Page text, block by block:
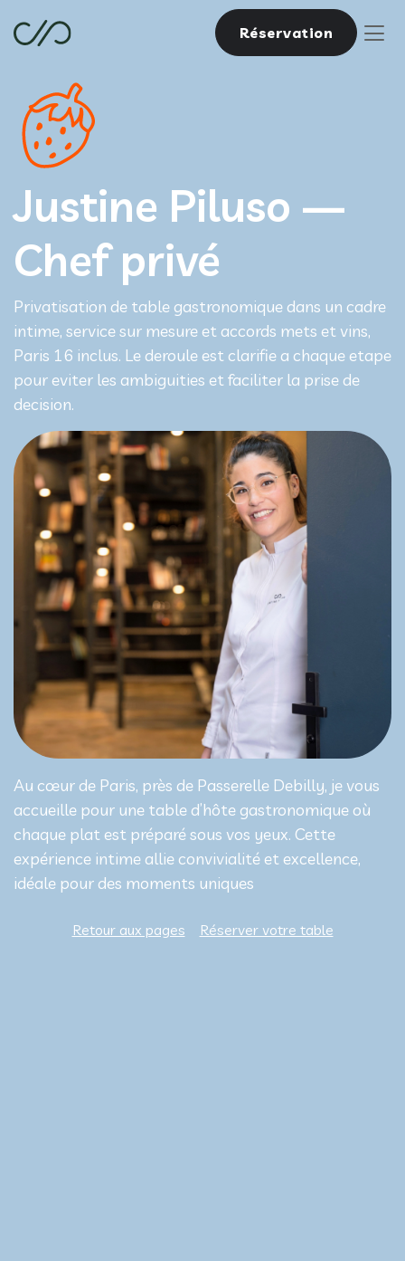
Réservation
Justine Piluso —
Chef privé
Privatisation de table gastronomique dans un cadre
intime, service sur mesure et accords mets et vins,
Paris 16 inclus. Le deroule est clarifie a chaque etape
pour eviter les ambiguities et faciliter la prise de
decision.
Au cœur de Paris, près de Passerelle Debilly, je vous
accueille pour une table d’hôte gastronomique où
chaque plat est préparé sous vos yeux. Cette
expérience intime allie convivialité et excellence,
idéale pour des moments uniques
Retour aux pages Réserver votre table